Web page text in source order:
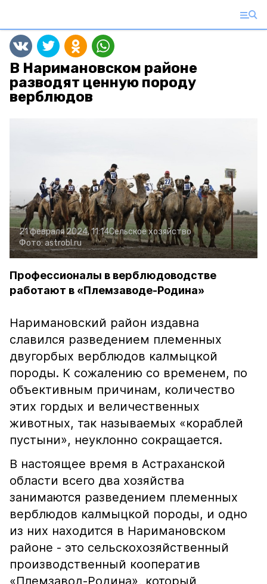
В Наримановском районе
разводят ценную породу
верблюдов
21 февраля 2024, 11:14Сельское хозяйство
Фото:astrobl.ru
Профессионалы в верблюдоводстве
работают в «Племзаводе-Родина»
Наримановский район издавна
славился разведением племенных
двугорбых верблюдов калмыцкой
породы. К сожалению со временем, по
объективным причинам, количество
этих гордых и величественных
животных, так называемых «кораблей
пустыни», неуклонно сокращается.
В настоящее время в Астраханской
области всего два хозяйства
занимаются разведением племенных
верблюдов калмыцкой породы, и одно
из них находится в Наримановском
районе - это сельскохозяйственный
производственный кооператив
«Племзавод-Родина», который